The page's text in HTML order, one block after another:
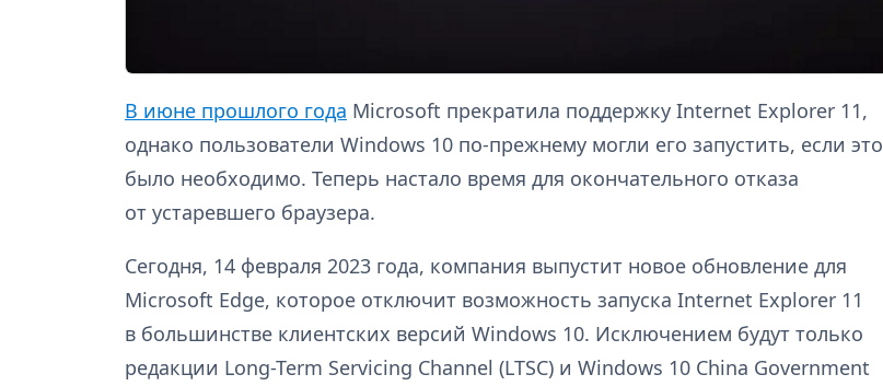
В июне прошлого года Microsoft прекратила поддержку Internet Explorer 11,
однако пользователи Windows 10 по-прежнему могли его запустить, если это
было необходимо. Теперь настало время для окончательного отказа
от устаревшего браузера.
Сегодня, 14 февраля 2023 года, компания выпустит новое обновление для
Microsoft Edge, которое отключит возможность запуска Internet Explorer 11
в большинстве клиентских версий Windows 10. Исключением будут только
редакции Long-Term Servicing Channel (LTSC) и Windows 10 China Government